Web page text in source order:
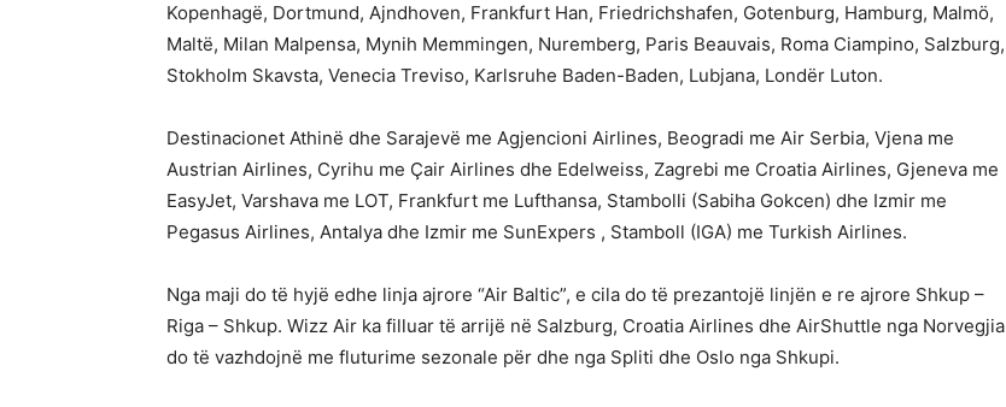
Kopenhagë, Dortmund, Ajndhoven, Frankfurt Han, Friedrichshafen, Gotenburg, Hamburg, Malmö,
Maltë, Milan Malpensa, Mynih Memmingen, Nuremberg, Paris Beauvais, Roma Ciampino, Salzburg,
Stokholm Skavsta, Venecia Treviso, Karlsruhe Baden-Baden, Lubjana, Londër Luton.
Destinacionet Athinë dhe Sarajevë me Agjencioni Airlines, Beogradi me Air Serbia, Vjena me
Austrian Airlines, Cyrihu me Çair Airlines dhe Edelweiss, Zagrebi me Croatia Airlines, Gjeneva me
EasyJet, Varshava me LOT, Frankfurt me Lufthansa, Stambolli (Sabiha Gokcen) dhe Izmir me
Pegasus Airlines, Antalya dhe Izmir me SunExpers , Stamboll (IGA) me Turkish Airlines.
Nga maji do të hyjë edhe linja ajrore “Air Baltic”, e cila do të prezantojë linjën e re ajrore Shkup –
Riga – Shkup. Wizz Air ka filluar të arrijë në Salzburg, Croatia Airlines dhe AirShuttle nga Norvegjia
do të vazhdojnë me fluturime sezonale për dhe nga Spliti dhe Oslo nga Shkupi.